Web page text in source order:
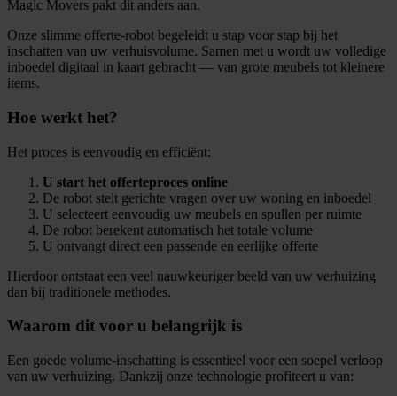
Magic Movers pakt dit anders aan.
Onze slimme offerte-robot begeleidt u stap voor stap bij het
inschatten van uw verhuisvolume. Samen met u wordt uw volledige
inboedel digitaal in kaart gebracht — van grote meubels tot kleinere
items.
Hoe werkt het?
Het proces is eenvoudig en efficiënt:
U start het offerteproces online
De robot stelt gerichte vragen over uw woning en inboedel
U selecteert eenvoudig uw meubels en spullen per ruimte
De robot berekent automatisch het totale volume
U ontvangt direct een passende en eerlijke offerte
Hierdoor ontstaat een veel nauwkeuriger beeld van uw verhuizing
dan bij traditionele methodes.
Waarom dit voor u belangrijk is
Een goede volume-inschatting is essentieel voor een soepel verloop
van uw verhuizing. Dankzij onze technologie profiteert u van: